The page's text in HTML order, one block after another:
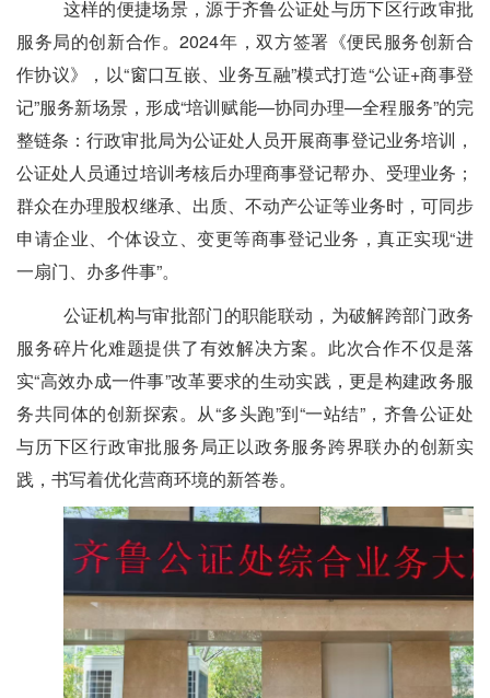
这样的便捷场景，源于齐鲁公证处与历下区行政审批
服务局的创新合作。2024年，双方签署《便民服务创新合
作协议》，以“窗口互嵌、业务互融”模式打造“公证+商事登
记”服务新场景，形成“培训赋能—协同办理—全程服务”的完
整链条：行政审批局为公证处人员开展商事登记业务培训，
公证处人员通过培训考核后办理商事登记帮办、受理业务；
群众在办理股权继承、出质、不动产公证等业务时，可同步
申请企业、个体设立、变更等商事登记业务，真正实现“进
一扇门、办多件事”。
公证机构与审批部门的职能联动，为破解跨部门政务
服务碎片化难题提供了有效解决方案。此次合作不仅是落
实“高效办成一件事”改革要求的生动实践，更是构建政务服
务共同体的创新探索。从“多头跑”到“一站结”， 齐鲁公证处
与历下区行政审批服务局正以政务服务跨界联办的创新实
践，书写着优化营商环境的新答卷。